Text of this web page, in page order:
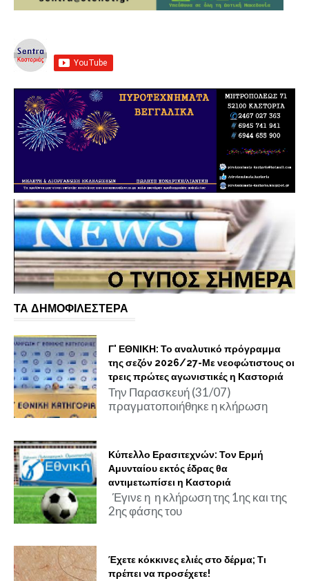
ΤΑ ΔΗΜΟΦΙΛΕΣΤΕΡΑ
Γ' ΕΘΝΙΚΗ: Το αναλυτικό πρόγραμμα
της σεζόν 2026/27-Με νεοφώτιστους οι
τρεις πρώτες αγωνιστικές η Καστοριά
Την Παρασκευή (31/07)
πραγματοποιήθηκε η κλήρωση
Κύπελλο Ερασιτεχνών: Τον Ερμή
Αμυνταίου εκτός έδρας θα
αντιμετωπίσει η Καστοριά
Έγινε η η κλήρωση της 1ης και της
2ης φάσης του
Έχετε κόκκινες ελιές στο δέρμα; Τι
πρέπει να προσέχετε!